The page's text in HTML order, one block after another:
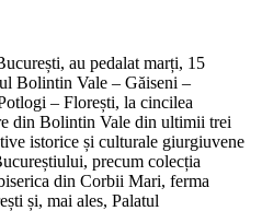
au pedalat marți, 15
Bolintin Vale – Găiseni –
– Florești, la cincilea
din Bolintin Vale din ultimii trei
istorice și culturale giurgiuvene
precum colecția
din Corbii Mari, ferma
și, mai ales, Palatul